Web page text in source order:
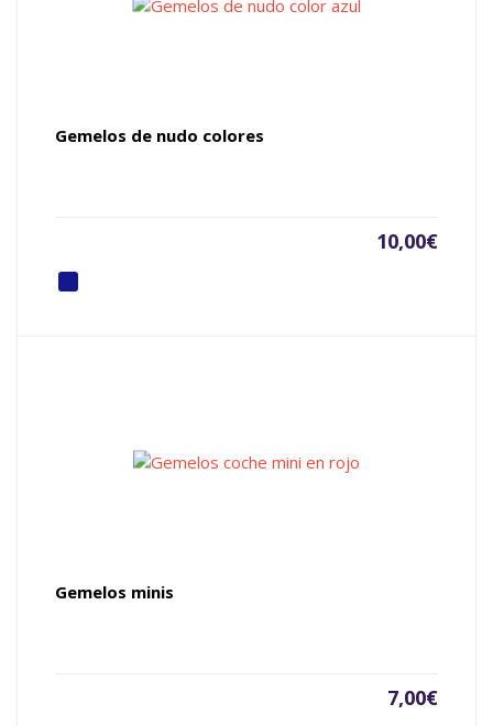
Gemelos de nudo colores
10,00€
Gemelos minis
7,00€